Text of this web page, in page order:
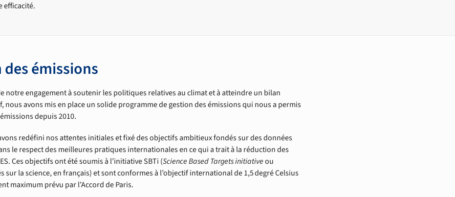
efficacité.
des émissions
notre engagement à soutenir les politiques relatives au climat et à atteindre un bilan
nous avons mis en place un solide programme de gestion des émissions qui nous a permis
depuis 2010.
redéfini nos attentes initiales et fixé des objectifs ambitieux fondés sur des données
le respect des meilleures pratiques internationales en ce qui a trait à la réduction des
Ces objectifs ont été soumis à l’initiative SBTi (Science Based Targets initiativeou
sur la science, en français) et sont conformes à l’objectif international de 1,5 degré Celsius
maximum prévu par l’Accord de Paris.